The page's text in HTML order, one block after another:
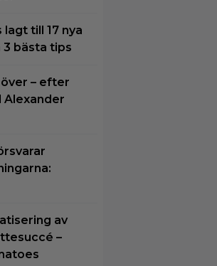
lagt till 17 nya
3 bästa tips
över – efter
Alexander
av
–